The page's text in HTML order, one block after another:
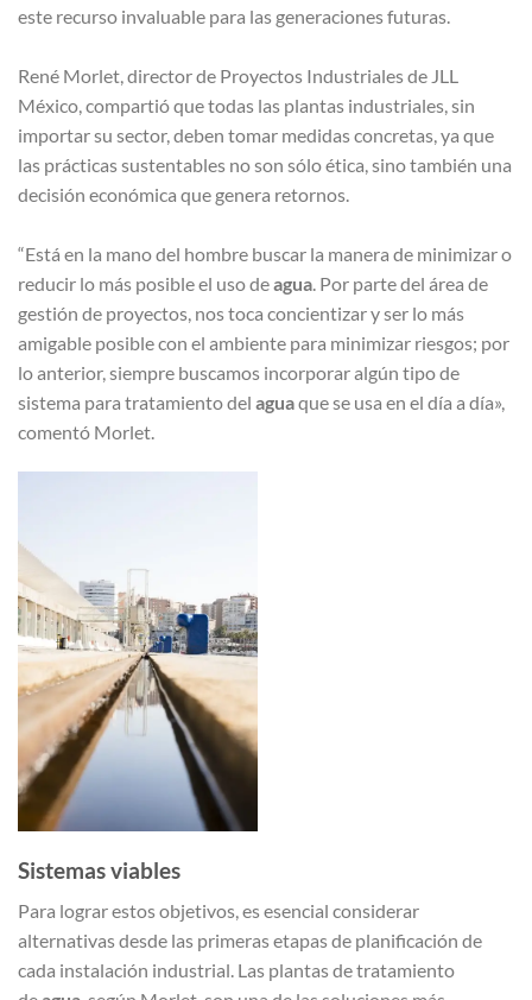
este recurso invaluable para las generaciones futuras.
René Morlet, director de Proyectos Industriales de JLL
México, compartió que todas las plantas industriales, sin
importar su sector, deben tomar medidas concretas, ya que
las prácticas sustentables no son sólo ética, sino también una
decisión económica que genera retornos.
“Está en la mano del hombre buscar la manera de minimizar o
reducir lo más posible el uso deagua. Por parte del área de
gestión de proyectos, nos toca concientizar y ser lo más
amigable posible con el ambiente para minimizar riesgos; por
lo anterior, siempre buscamos incorporar algún tipo de
sistema para tratamiento del aguaque se usa en el día a día»,
comentó Morlet.
Sistemas viables
Para lograr estos objetivos, es esencial considerar
alternativas desde las primeras etapas de planificación de
cada instalación industrial. Las plantas de tratamiento